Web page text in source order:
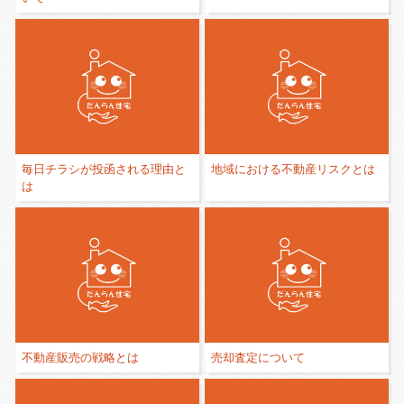
毎日チラシが投函される理由と
は
地域における不動産リスクとは
不動産販売の戦略とは 売却査定について